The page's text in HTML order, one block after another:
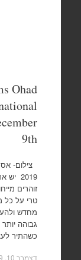
Ohad
9th
צילום-
2019
זוהרים
טרי על כל
מחדש
גבוהה יותר
כשהתיר
דצמבר 10, 2019